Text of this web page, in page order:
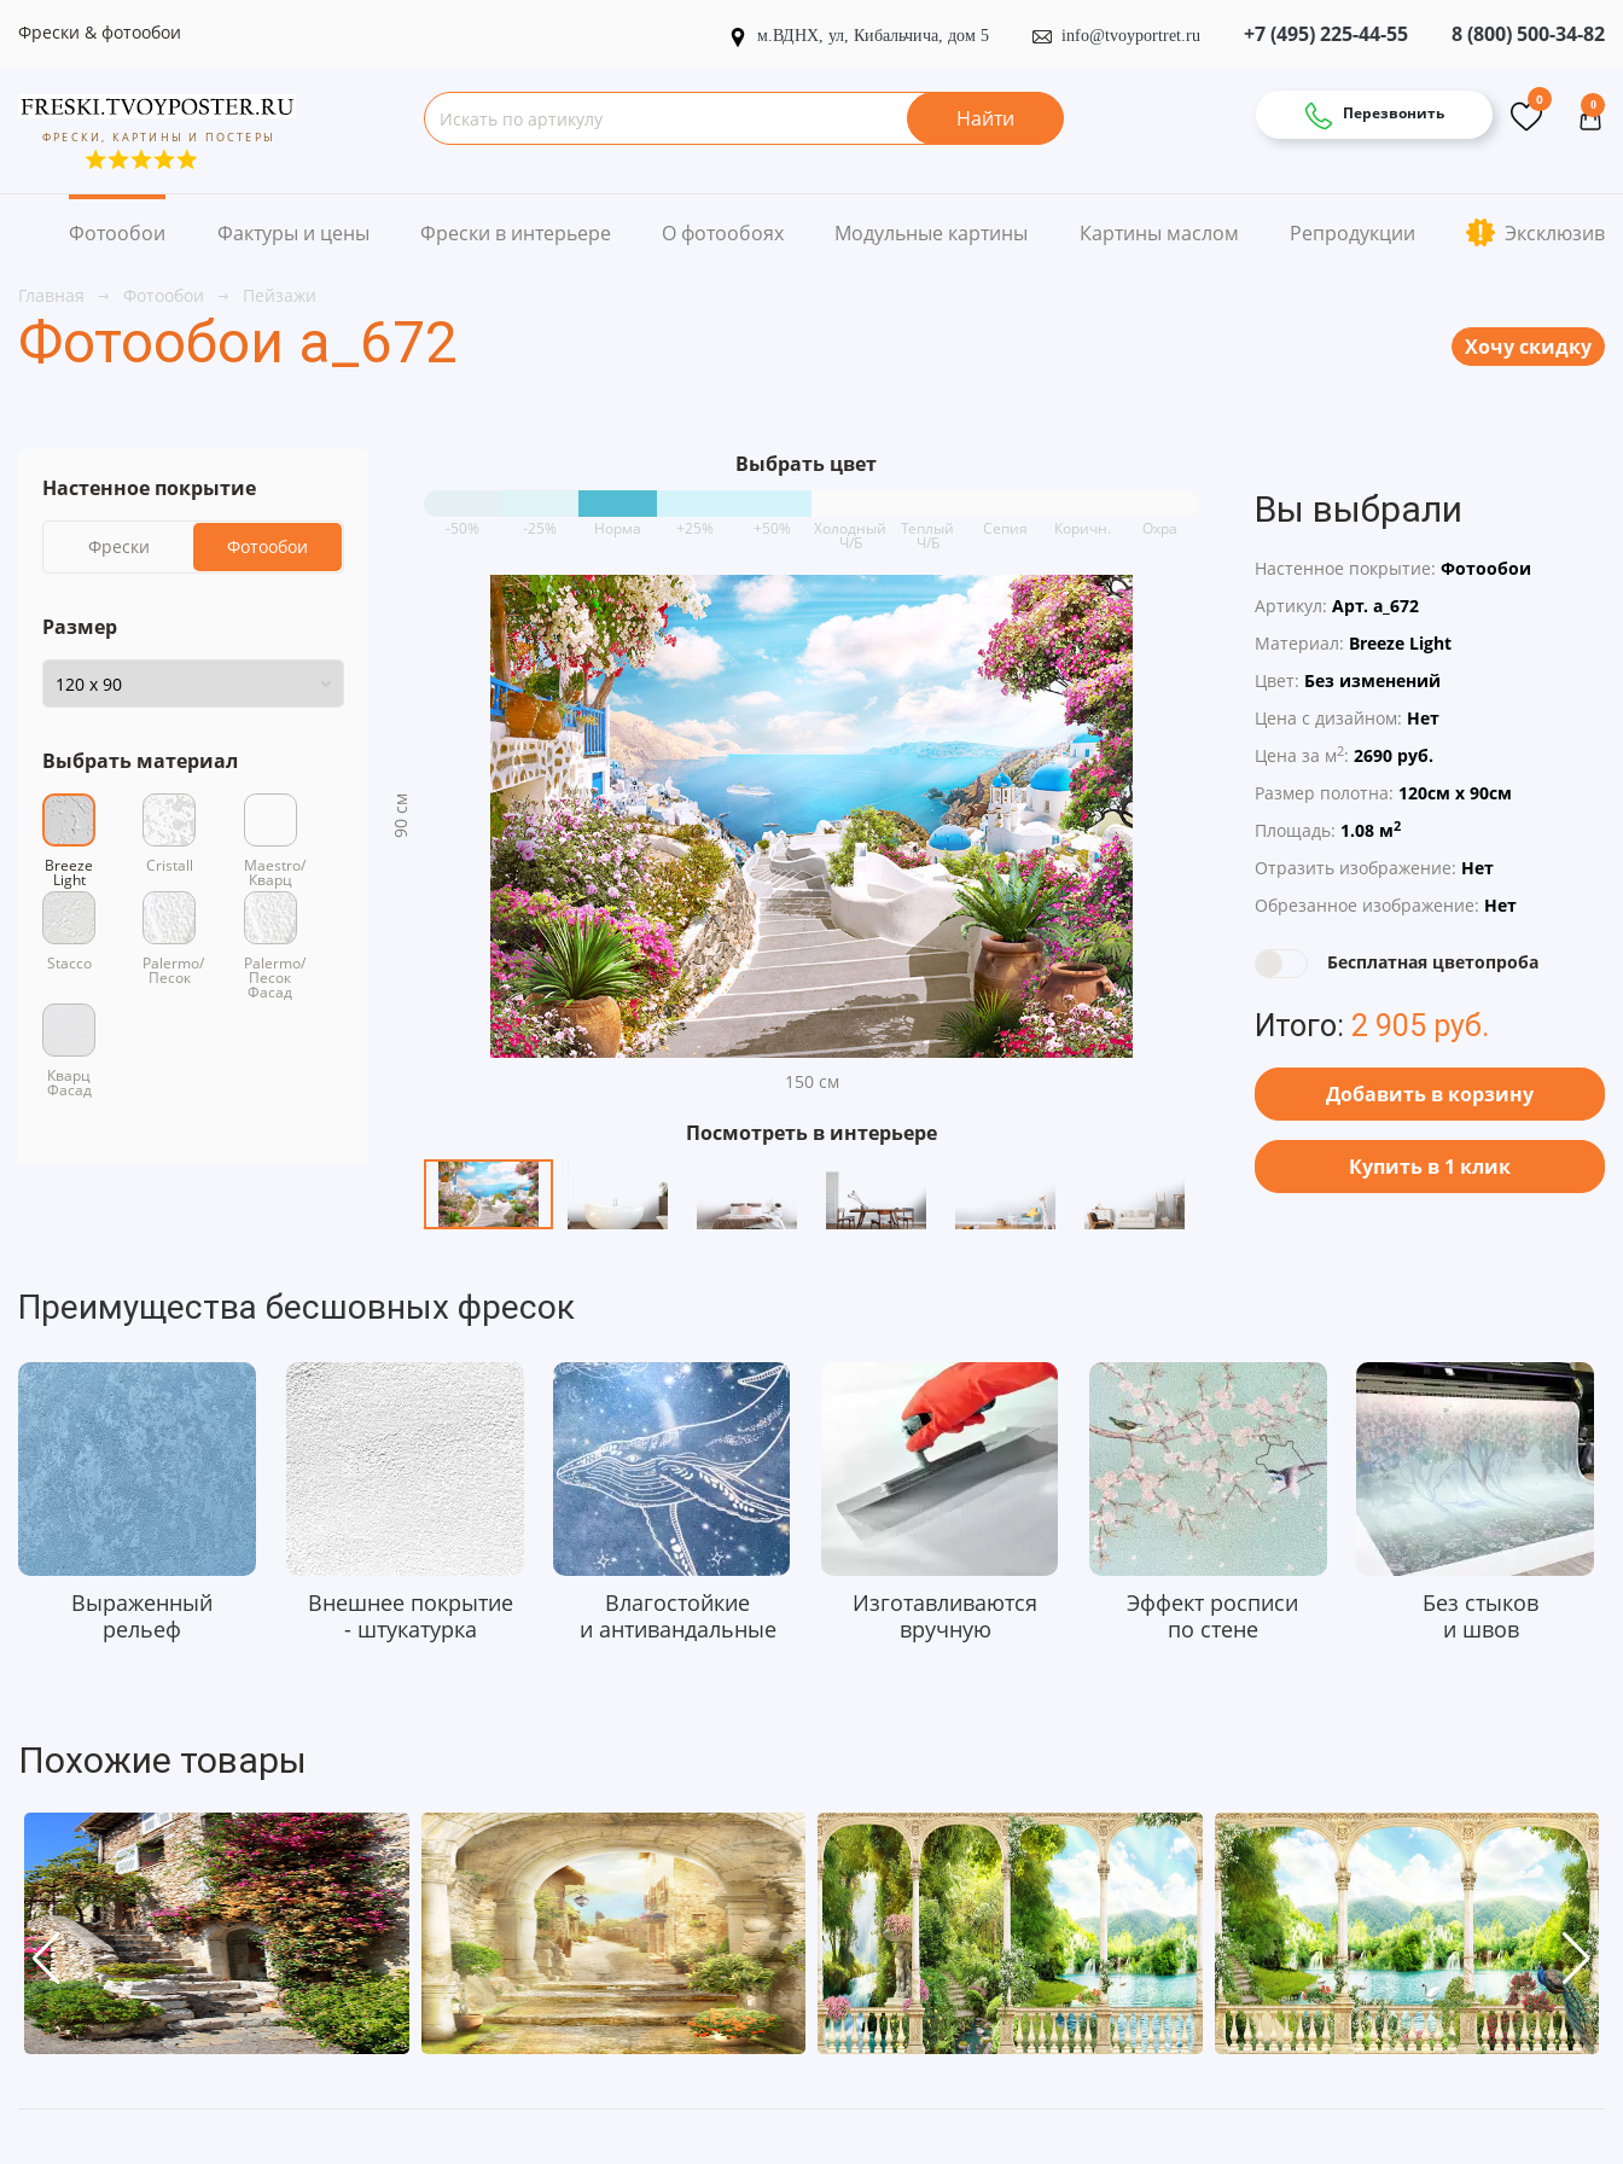
Фрески & фотообои м.ВДНХ, ул, Кибальчича, дом 5 info@tvoyportret.ru +7 (495) 225-44-55 8 (800) 500-34-82
ФРЕСКИ, КАРТИНЫ И ПОСТЕРЫ
Найти Перезвонить
0 0
Фотообои Фактуры и цены Фрески в интерьере О фотообоях Модульные картины Картины маслом Репродукции Эксклюзив
Главная Фотообои Пейзажи
Фотообои a_672 Хочу скидку
Настенное покрытие
Фрески Фотообои
Размер
Выбрать материал
Breeze
Light
Cristall Maestro/
Кварц
Stacco Palermo/
Песок
Palermo/
Песок
Фасад
Кварц
Фасад
Выбрать цвет
-50% -25% Норма +25% +50% Холодный
Ч/Б
Теплый
Ч/Б
Сепия Коричн. Охра
90 см
150 см
Посмотреть в интерьере
Вы выбрали
Настенное покрытие: Фотообои
Артикул: Арт. a_672
Материал: Breeze Light
Цвет: Без изменений
Цена с дизайном: Нет
Цена за м2: 2690 руб.
Размер полотна: 120см х 90см
Площадь: 1.08 м2
Отразить изображение: Нет
Обрезанное изображение: Нет
Бесплатная цветопроба
Итого: 2 905 руб.
Добавить в корзину
Купить в 1 клик
Преимущества бесшовных фресок
Выраженный
рельеф
Внешнее покрытие
- штукатурка
Влагостойкие
и антивандальные
Изготавливаются
вручную
Эффект росписи
по стене
Без стыков
и швов
Похожие товары
Арт. a_238 От 2500 Р
Подробнее Купить в 1 клик
Арт. a_224 От 2500 Р
Подробнее Купить в 1 клик
Арт. a_127 От 2500 Р
Подробнее Купить в 1 клик
Арт. a_125 От 2500 Р
Подробнее Купить в 1 клик